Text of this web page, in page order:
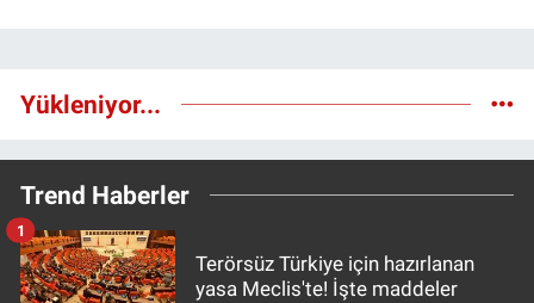
Yükleniyor...
Trend Haberler
Terörsüz Türkiye için hazırlanan
yasa Meclis'te! İşte maddeler
1